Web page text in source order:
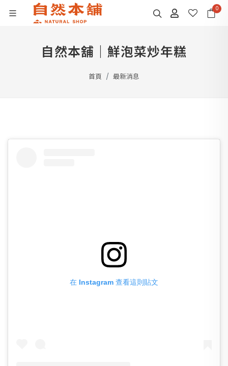
0
自然本舖｜鮮泡菜炒年糕
首頁 最新消息
在 Instagram 查看這則貼文